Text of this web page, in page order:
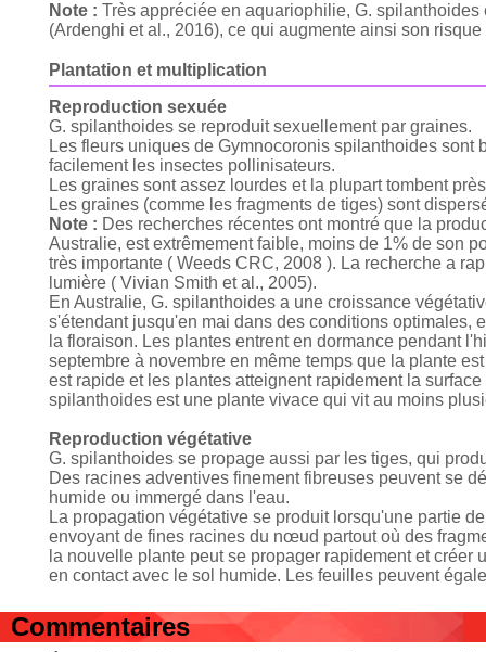
Note : Très appréciée en aquariophilie, G.
(Ardenghi et al., 2016), ce qui augmente ainsi son
Plantation et multiplication
Reproduction sexuée
G. spilanthoides se reproduit sexuellement par graines.
Les fleurs uniques de Gymnocoronis spilanthoides
facilement les insectes pollinisateurs.
Les graines sont assez lourdes et la plupart tombent
Les graines (comme les fragments de tiges) sont
Note : Des recherches récentes ont montré que la
Australie, est extrêmement faible, moins de 1% de son
très importante ( Weeds CRC, 2008 ). La recherche a
lumière ( Vivian Smith et al., 2005).
En Australie, G. spilanthoides a une croissance
s'étendant jusqu'en mai dans des conditions optimales,
la floraison. Les plantes entrent en dormance pendant
septembre à novembre en même temps que la plante
est rapide et les plantes atteignent rapidement la
spilanthoides est une plante vivace qui vit au moins
Reproduction végétative
G. spilanthoides se propage aussi par les tiges, qui
Des racines adventives finement fibreuses peuvent se
humide ou immergé dans l'eau.
La propagation végétative se produit lorsqu'une partie
envoyant de fines racines du nœud partout où des
la nouvelle plante peut se propager rapidement et
en contact avec le sol humide. Les feuilles peuvent
Commentaires